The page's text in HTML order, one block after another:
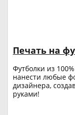
Печать на
Футболки из
нанести любые
дизайнера,
руками!